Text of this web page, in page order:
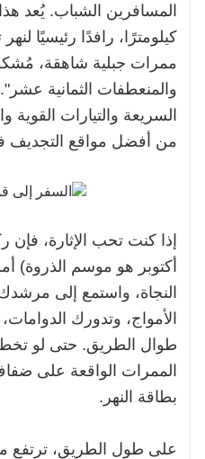
كيلومترًا، رافدًا رئيسيًا
ممرات جبلية شاهقة،
والمنعطفات الثمانية
السريعة والتيارات القوية
من أفضل مواقع
إذا كنت تحب الإثارة،
أكتوبر هو موسم الذروة)
النجاة، واستمع إلى
الأمواج، وتدورك
طوال الطريق. حتى لو
الممرات الواقعة على
بطاقة النهر.
على طول الطريق، ترتفع